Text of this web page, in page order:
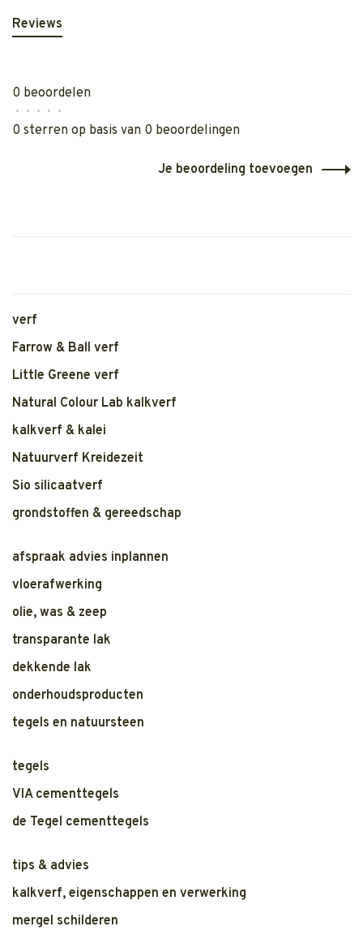
Reviews
0 beoordelen
• • • • •
0 sterren op basis van 0 beoordelingen
Je beoordeling toevoegen
verf
Farrow & Ball verf
Little Greene verf
Natural Colour Lab kalkverf
kalkverf & kalei
Natuurverf Kreidezeit
Sio silicaatverf
grondstoffen & gereedschap
afspraak advies inplannen
vloerafwerking
olie, was & zeep
transparante lak
dekkende lak
onderhoudsproducten
tegels en natuursteen
tegels
VIA cementtegels
de Tegel cementtegels
tips & advies
kalkverf, eigenschappen en verwerking
mergel schilderen